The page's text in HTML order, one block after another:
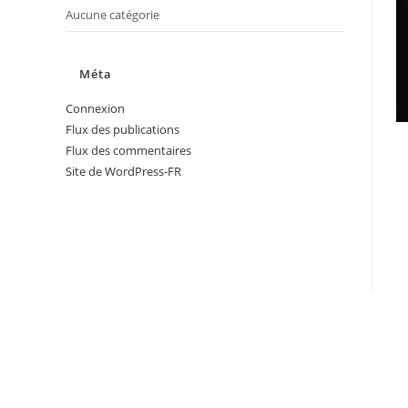
Aucune catégorie
Méta
Connexion
Flux des publications
Flux des commentaires
Site de WordPress-FR